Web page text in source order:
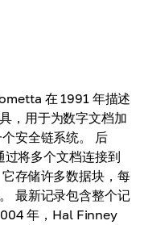
在 1991 年描述
，用于为数字文档加
安全链系统。 后
将多个文档连接到
存储许多数据块，每
最新记录包含整个记
年，Hal Finney